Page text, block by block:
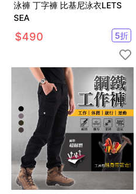
泳褲 丁字褲 比基尼泳衣LETS
SEA
$490 5折